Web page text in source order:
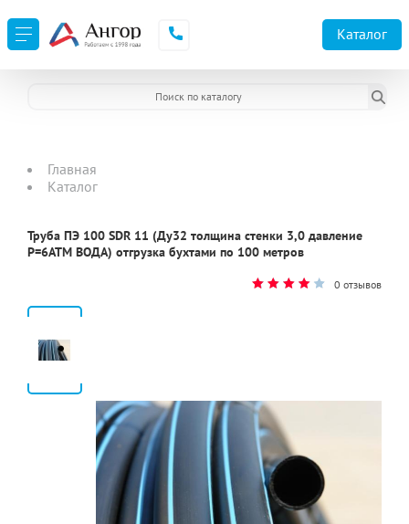
Каталог
Главная
Каталог
Труба ПЭ 100 SDR 11 (Ду32 толщина стенки 3,0 давление
P=6ATM ВОДА) отгрузка бухтами по 100 метров
0 отзывов